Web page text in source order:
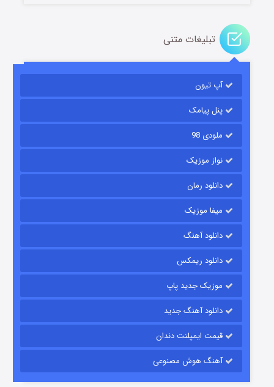
باب اسفنجی فصل ۱۷
قسمت۶ (زیرنویس) منتشر شد
قسمت۱۵ (دوبله) منتشر شد
تبلیغات متنی
آپ تیون
پنل پیامک
ملودی 98
نواز موزیک
دانلود رمان
میفا موزیک
دانلود آهنگ
دانلود ریمکس
موزیک جدید پاپ
دانلود آهنگ جدید
قیمت ایمپلنت دندان
آهنگ هوش مصنوعی